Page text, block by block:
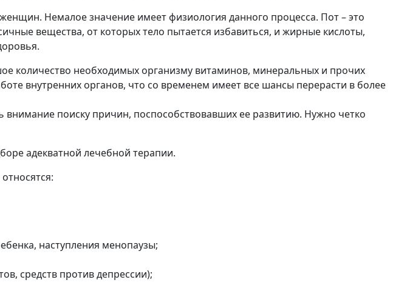
Немалое значение имеет физиология данного процесса. Пот – это
вещества, от которых тело пытается избавиться, и жирные кислоты,
количество необходимых организму витаминов, минеральных и прочих
внутренних органов, что со временем имеет все шансы перерасти в более
поиску причин, поспособствовавших ее развитию. Нужно четко
адекватной лечебной терапии.
наступления менопаузы;
средств против депрессии);